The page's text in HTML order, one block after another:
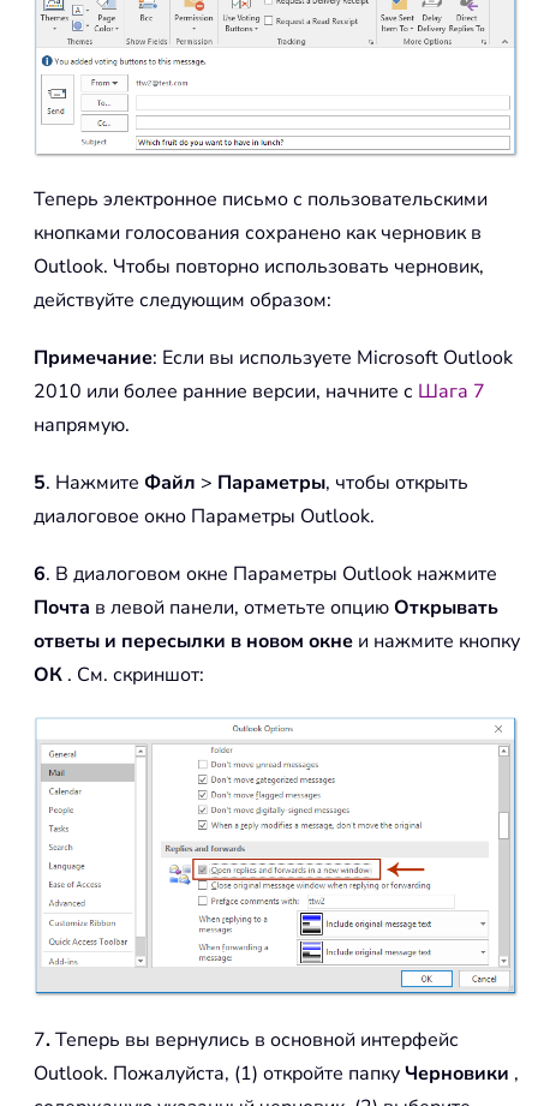
Теперь электронное письмо с пользовательскими
кнопками голосования сохранено как черновик в
Outlook. Чтобы повторно использовать черновик,
действуйте следующим образом:
Примечание: Если вы используете Microsoft Outlook
2010 или более ранние версии, начните с Шага 7
напрямую.
5. Нажмите Файл > Параметры, чтобы открыть
диалоговое окно Параметры Outlook.
6. В диалоговом окне Параметры Outlook нажмите
Почта в левой панели, отметьте опциюОткрывать
ответы и пересылки в новом окне и нажмите кнопку
ОК . См. скриншот:
7.Теперь вы вернулись в основной интерфейс
Outlook. Пожалуйста, (1) откройте папкуЧерновики ,